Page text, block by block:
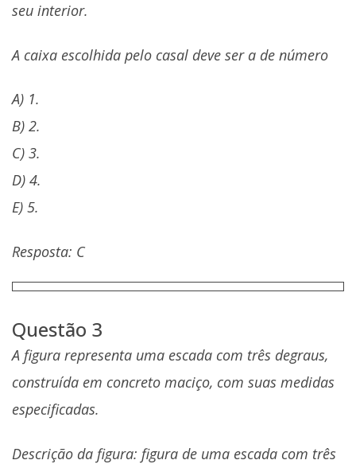
seu interior.
A caixa escolhida pelo casal deve ser a de número
A) 1.
B) 2.
C) 3.
D) 4.
E) 5.
Resposta: C
Questão 3
A figura representa uma escada com três degraus,
construída em concreto maciço, com suas medidas
especificadas.
Descrição da figura: figura de uma escada com três